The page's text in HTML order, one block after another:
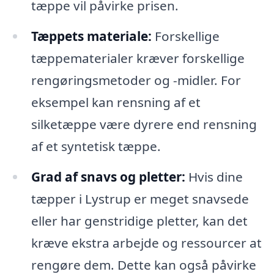
tæppe vil påvirke prisen.
Tæppets materiale: Forskellige
tæppematerialer kræver forskellige
rengøringsmetoder og -midler. For
eksempel kan rensning af et
silketæppe være dyrere end rensning
af et syntetisk tæppe.
Grad af snavs og pletter: Hvis dine
tæpper i Lystrup er meget snavsede
eller har genstridige pletter, kan det
kræve ekstra arbejde og ressourcer at
rengøre dem. Dette kan også påvirke